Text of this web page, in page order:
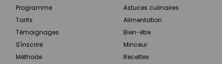
Programme
Tarifs
Témoignages
S'inscrire
Méthode
Astuces culinaires
Alimentation
Bien-être
Minceur
Recettes